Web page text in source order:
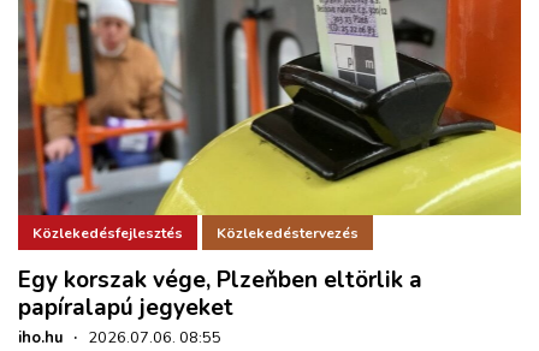
Közlekedésfejlesztés Közlekedéstervezés
Egy korszak vége, Plzeňben eltörlik a
papíralapú jegyeket
iho.hu · 2026.07.06. 08:55